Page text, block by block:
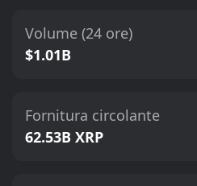
Volume (24 ore)
$1.01B
Fornitura circolante
62.53B XRP